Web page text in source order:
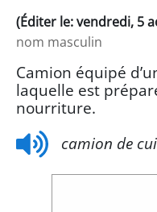
(Éditer le: vendredi, 5
nom masculin
Camion équipé
laquelle est
nourriture.
camion de